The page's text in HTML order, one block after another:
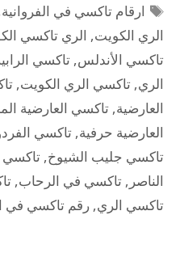
ارقام تاكسي في الفروانية
الري الكويت, الري تاكسي
تاكسي الأندلس, تاكسي
الري, تاكسي الري الكويت,
العارضية, تاكسي العارضية
العارضية حرفية, تاكسي
تاكسي جليب الشيوخ,
الناصر , تاكسي في الرحاب,
تاكسي الري, رقم تاكسي في